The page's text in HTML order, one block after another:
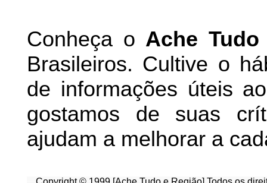
Conheça o Ache
Brasileiros. Cultive o
de informações úteis
gostamos de suas
ajudam a melhorar a